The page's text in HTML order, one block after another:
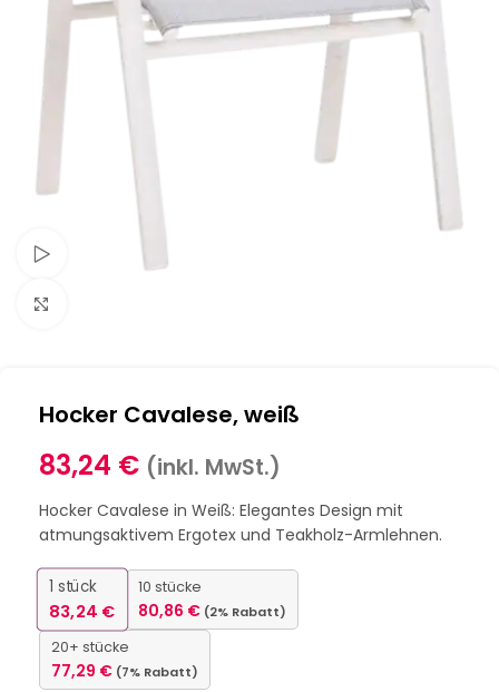
Schau Video
Hocker Cavalese, weiß
83,24 € (inkl. MwSt.)
Hocker Cavalese in Weiß: Elegantes Design mit
atmungsaktivem Ergotex und Teakholz-Armlehnen.
1 stück
83,24 €
10 stücke
80,86 € (2% Rabatt)
20+ stücke
77,29 € (7% Rabatt)